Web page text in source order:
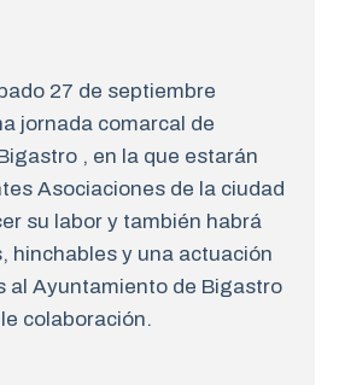
27 de septiembre
jornada comarcal de
, en la que estarán
Asociaciones de la ciudad
su labor y también habrá
hinchables y una actuación
al Ayuntamiento de Bigastro
colaboración.